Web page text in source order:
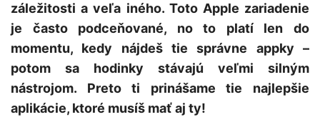
záležitosti a veľa iného. Toto Apple zariadenie
je často podceňované, no to platí len do
momentu, kedy nájdeš tie správne appky –
potom sa hodinky stávajú veľmi silným
nástrojom. Preto ti prinášame tie najlepšie
aplikácie, ktoré musíš mať aj ty!